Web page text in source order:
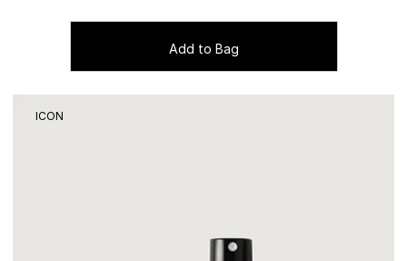
Add to Bag
ICON